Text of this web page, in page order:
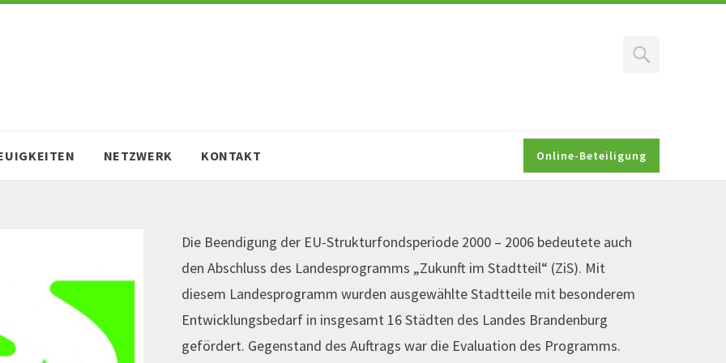
NETZWERK KONTAKT Online-Beteiligung
Die Beendigung der EU-Strukturfondsperiode 2000 – 2006 bedeutete auch
den Abschluss des Landesprogramms „Zukunft im Stadtteil“ (ZiS). Mit
diesem Landesprogramm wurden ausgewählte Stadtteile mit besonderem
Entwicklungsbedarf in insgesamt 16 Städten des Landes Brandenburg
gefördert. Gegenstand des Auftrags war die Evaluation des Programms.